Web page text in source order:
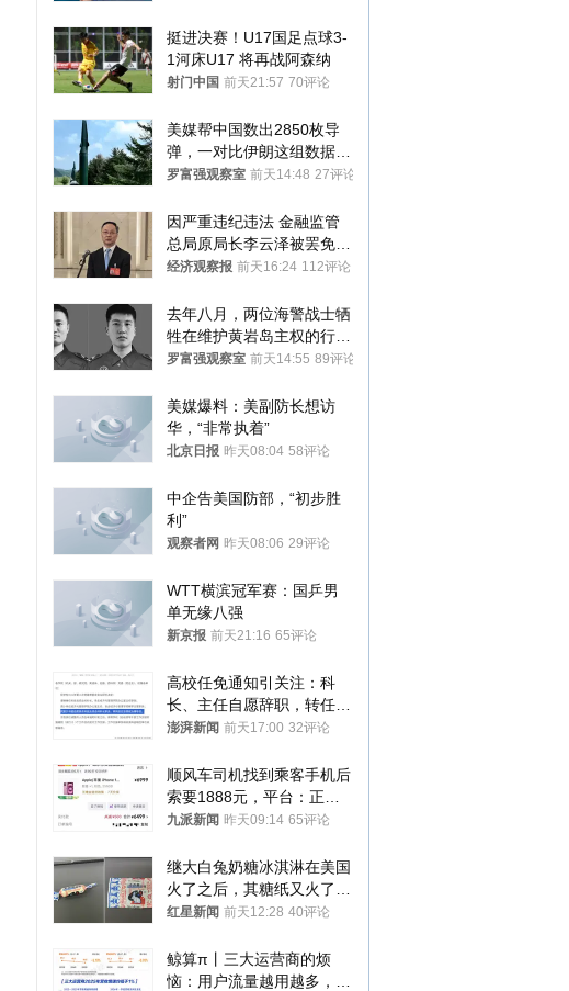
挺进决赛！U17国足点球3-
1河床U17 将再战阿森纳
射门中国 前天21:57 70评论
美媒帮中国数出2850枚导
弹，一对比伊朗这组数据，
发现出大事了
罗富强观察室 前天14:48 27评论
因严重违纪违法 金融监管
总局原局长李云泽被罢免全
国人大代表
经济观察报 前天16:24 112评论
去年八月，两位海警战士牺
牲在维护黄岩岛主权的行动
中
罗富强观察室 前天14:55 89评论
美媒爆料：美副防长想访
华，“非常执着”
北京日报 昨天08:04 58评论
中企告美国防部，“初步胜
利”
观察者网 昨天08:06 29评论
WTT横滨冠军赛：国乒男
单无缘八强
新京报 前天21:16 65评论
高校任免通知引关注：科
长、主任自愿辞职，转任思
政辅导员
澎湃新闻 前天17:00 32评论
顺风车司机找到乘客手机后
索要1888元，平台：正和
司机沟通协商
九派新闻 昨天09:14 65评论
继大白兔奶糖冰淇淋在美国
火了之后，其糖纸又火了！
海外博主盛赞：平面设计经
红星新闻 前天12:28 40评论
鲸算π丨三大运营商的烦
恼：用户流量越用越多，收